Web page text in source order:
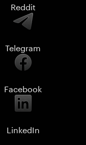
Reddit
Telegram
Facebook
LinkedIn